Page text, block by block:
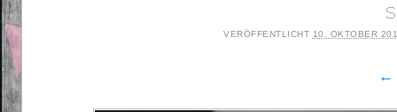
VERÖFFENTLICHT 10. OKTOBER
←